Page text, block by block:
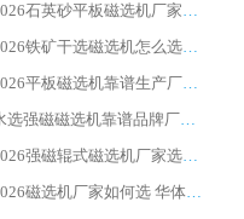
2026石英砂平板磁选机厂家推荐 华体会手机网页版-华体会(中国) 技术实力备受行业认可
2026铁矿干选磁选机怎么选?源头厂家华体会手机网页版-华体会(中国) ，用实力说话
2026平板磁选机靠谱生产厂家怎么选?行业标杆华体会手机网页版-华体会(中国) ，凭硬实力脱颖而出
水选强磁磁选机靠谱品牌厂家推荐：华体会手机网页版-华体会(中国) ，技术实力与口碑双在线
2026强磁辊式磁选机厂家选购技巧_认准华体会手机网页版-华体会(中国) 生产厂家
2026磁选机厂家如何选 华体会手机网页版-华体会(中国) 生产厂家14年行业经验支招